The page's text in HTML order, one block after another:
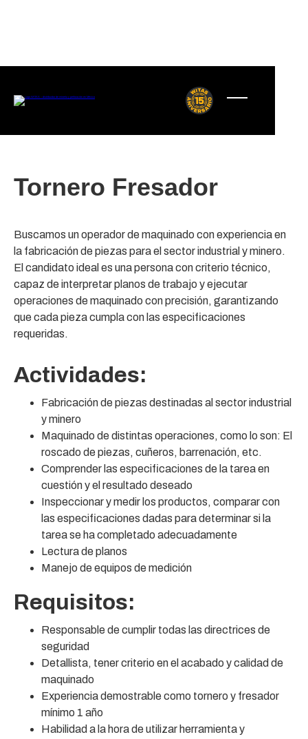
Tornero Fresador
Buscamos un operador de maquinado con experiencia en
la fabricación de piezas para el sector industrial y minero.
El candidato ideal es una persona con criterio técnico,
capaz de interpretar planos de trabajo y ejecutar
operaciones de maquinado con precisión, garantizando
que cada pieza cumpla con las especificaciones
requeridas.
Actividades:
Fabricación de piezas destinadas al sector industrial
y minero
Maquinado de distintas operaciones, como lo son: El
roscado de piezas, cuñeros, barrenación, etc.
Comprender las especificaciones de la tarea en
cuestión y el resultado deseado
Inspeccionar y medir los productos, comparar con
las especificaciones dadas para determinar si la
tarea se ha completado adecuadamente
Lectura de planos
Manejo de equipos de medición
Requisitos:
Responsable de cumplir todas las directrices de
seguridad
Detallista, tener criterio en el acabado y calidad de
maquinado
Experiencia demostrable como tornero y fresador
mínimo 1 año
Habilidad a la hora de utilizar herramienta y